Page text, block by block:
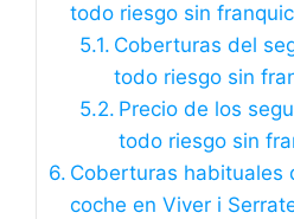
todo riesgo sin
Coberturas del
todo riesgo sin
Precio de los
todo riesgo sin
Coberturas habituales
coche en Viver i